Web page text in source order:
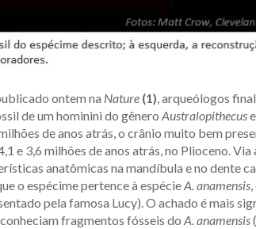
ontem na Nature (1), arqueólogos
de um hominini do gênero Australopithecus
de anos atrás, o crânio muito bem
e 3,6 milhões de anos atrás, no Plioceno.
anatômicas na mandíbula e no dente
o espécime pertence à espécieA. anamensis
pela famosa Lucy). O achado é mais
fragmentos fósseis do A. anamensis